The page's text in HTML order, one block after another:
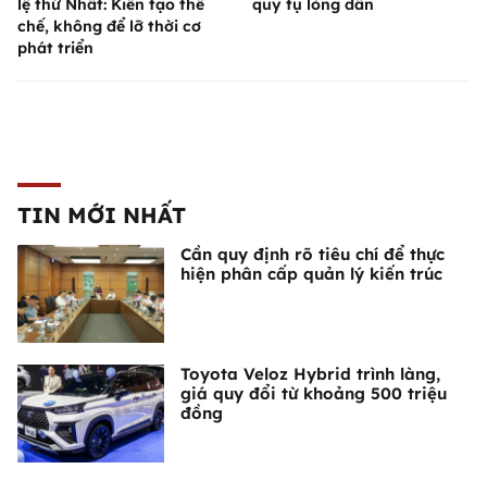
chế, không để lỡ thời cơ
phát triển
TIN MỚI NHẤT
Cần quy định rõ tiêu chí để thực
hiện phân cấp quản lý kiến trúc
Toyota Veloz Hybrid trình làng,
giá quy đổi từ khoảng 500 triệu
đồng